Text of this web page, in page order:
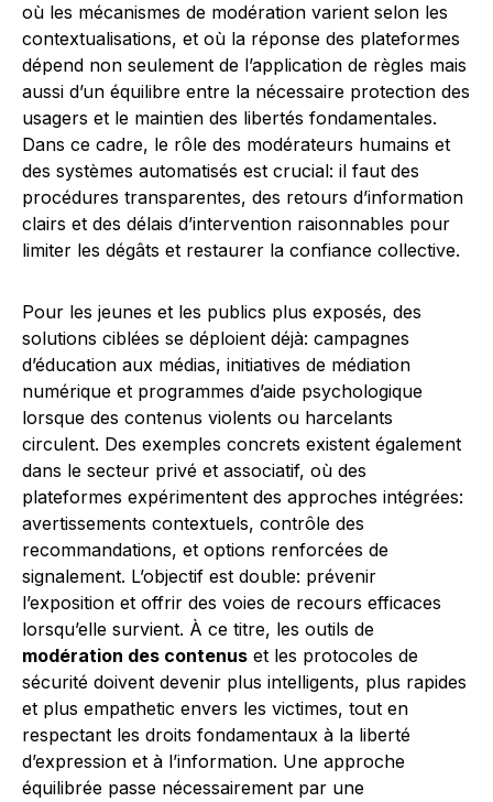
où les mécanismes de modération varient selon les
contextualisations, et où la réponse des plateformes
dépend non seulement de l’application de règles mais
aussi d’un équilibre entre la nécessaire protection des
usagers et le maintien des libertés fondamentales.
Dans ce cadre, le rôle des modérateurs humains et
des systèmes automatisés est crucial: il faut des
procédures transparentes, des retours d’information
clairs et des délais d’intervention raisonnables pour
limiter les dégâts et restaurer la confiance collective.
Pour les jeunes et les publics plus exposés, des
solutions ciblées se déploient déjà: campagnes
d’éducation aux médias, initiatives de médiation
numérique et programmes d’aide psychologique
lorsque des contenus violents ou harcelants
circulent. Des exemples concrets existent également
dans le secteur privé et associatif, où des
plateformes expérimentent des approches intégrées:
avertissements contextuels, contrôle des
recommandations, et options renforcées de
signalement. L’objectif est double: prévenir
l’exposition et offrir des voies de recours efficaces
lorsqu’elle survient. À ce titre, les outils de
modération des contenus et les protocoles de
sécurité doivent devenir plus intelligents, plus rapides
et plus empathetic envers les victimes, tout en
respectant les droits fondamentaux à la liberté
d’expression et à l’information. Une approche
équilibrée passe nécessairement par une